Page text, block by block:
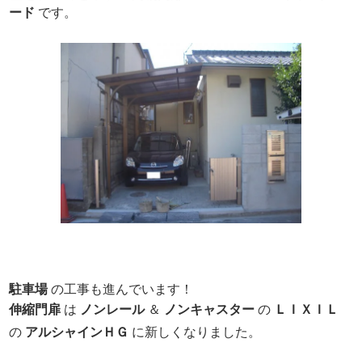
ード です。
駐車場の工事も進んでいます！
伸縮門扉 は ノンレール ＆ ノンキャスター の ＬＩＸＩＬ
の アルシャインＨＧ に新しくなりました。